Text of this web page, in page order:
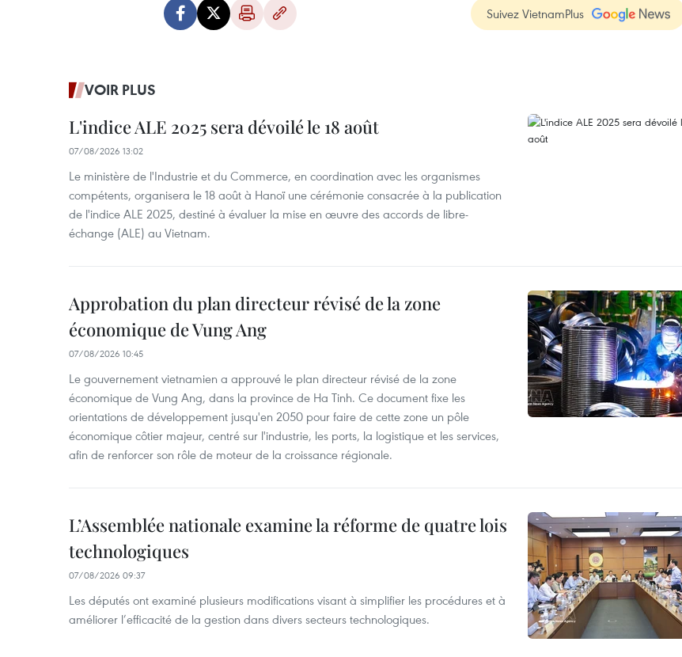
Suivez VietnamPlus
VOIR PLUS
L'indice ALE 2025 sera dévoilé le 18 août
07/08/2026 13:02
Le ministère de l'Industrie et du Commerce, en coordination avec les organismes
compétents, organisera le 18 août à Hanoï une cérémonie consacrée à la publication
de l'indice ALE 2025, destiné à évaluer la mise en œuvre des accords de libre-
échange (ALE) au Vietnam.
Approbation du plan directeur révisé de la zone
économique de Vung Ang
07/08/2026 10:45
Le gouvernement vietnamien a approuvé le plan directeur révisé de la zone
économique de Vung Ang, dans la province de Ha Tinh. Ce document fixe les
orientations de développement jusqu'en 2050 pour faire de cette zone un pôle
économique côtier majeur, centré sur l'industrie, les ports, la logistique et les services,
afin de renforcer son rôle de moteur de la croissance régionale.
L’Assemblée nationale examine la réforme de quatre lois
technologiques
07/08/2026 09:37
Les députés ont examiné plusieurs modifications visant à simplifier les procédures et à
améliorer l’efficacité de la gestion dans divers secteurs technologiques.